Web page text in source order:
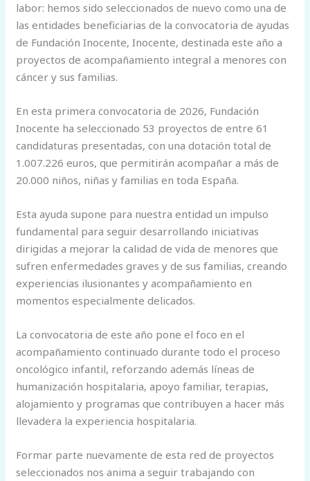
labor: hemos sido seleccionados de nuevo como una de
las entidades beneficiarias de la convocatoria de ayudas
de Fundación Inocente, Inocente, destinada este año a
proyectos de acompañamiento integral a menores con
cáncer y sus familias.
En esta primera convocatoria de 2026, Fundación
Inocente ha seleccionado 53 proyectos de entre 61
candidaturas presentadas, con una dotación total de
1.007.226 euros, que permitirán acompañar a más de
20.000 niños, niñas y familias en toda España.
Esta ayuda supone para nuestra entidad un impulso
fundamental para seguir desarrollando iniciativas
dirigidas a mejorar la calidad de vida de menores que
sufren enfermedades graves y de sus familias, creando
experiencias ilusionantes y acompañamiento en
momentos especialmente delicados.
La convocatoria de este año pone el foco en el
acompañamiento continuado durante todo el proceso
oncológico infantil, reforzando además líneas de
humanización hospitalaria, apoyo familiar, terapias,
alojamiento y programas que contribuyen a hacer más
llevadera la experiencia hospitalaria.
Formar parte nuevamente de esta red de proyectos
seleccionados nos anima a seguir trabajando con